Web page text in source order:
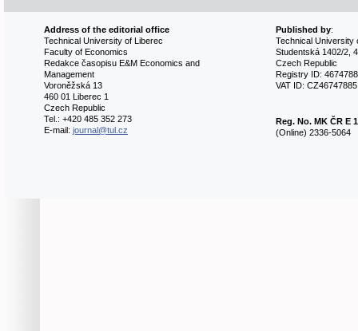
Address of the editorial office
Technical University of Liberec
Faculty of Economics
Redakce časopisu E&M Economics and
Management
Voroněžská 13
460 01 Liberec 1
Czech Republic
Tel.: +420 485 352 273
E-mail: journal@tul.cz
Published by:
Technical University
Studentská 1402/2,
Czech Republic
Registry ID:
VAT ID: CZ46747885
Reg. No. MK ČR E
(Online) 2336-5064